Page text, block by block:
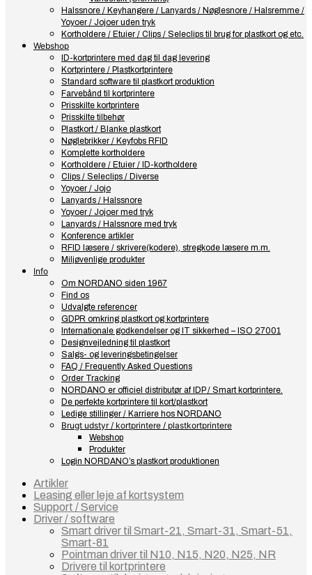
Halssnore / Keyhangere / Lanyards / Nøglesnore / Halsremme /
Yoyoer / Jojoer uden tryk
Kortholdere / Etuier / Clips / Seleclips til brug for plastkort og etc.
Webshop
ID-kortprintere med dag til dag levering
Kortprintere / Plastkortprintere
Standard software til plastkort produktion
Farvebånd til kortprintere
Prisskilte kortprintere
Prisskilte tilbehør
Plastkort / Blanke plastkort
Nøglebrikker / Keyfobs RFID
Komplette kortholdere
Kortholdere / Etuier / ID-kortholdere
Clips / Seleclips / Diverse
Yoyoer / Jojo
Lanyards / Halssnore
Yoyoer / Jojoer med tryk
Lanyards / Halssnore med tryk
Konference artikler
RFID læsere / skrivere(kodere), stregkode læsere m.m.
Miljøvenlige produkter
Info
Om NORDANO siden 1967
Find os
Udvalgte referencer
GDPR omkring plastkort og kortprintere
Internationale godkendelser og IT sikkerhed – ISO 27001
Designvejledning til plastkort
Salgs- og leveringsbetingelser
FAQ / Frequently Asked Questions
Order Tracking
NORDANO er officiel distributør af IDP / Smart kortprintere.
De perfekte kortprintere til kort/plastkort
Ledige stillinger / Karriere hos NORDANO
Brugt udstyr / kortprintere / plastkortprintere
Webshop
Produkter
Login NORDANO’s plastkort produktionen
Artikler
Leasing eller leje af kortsystem
Support / Service
Driver / software
Smart driver til Smart-21, Smart-31, Smart-51,
Smart-81
Pointman driver til N10, N15, N20, N25, NR
Drivere til kortprintere